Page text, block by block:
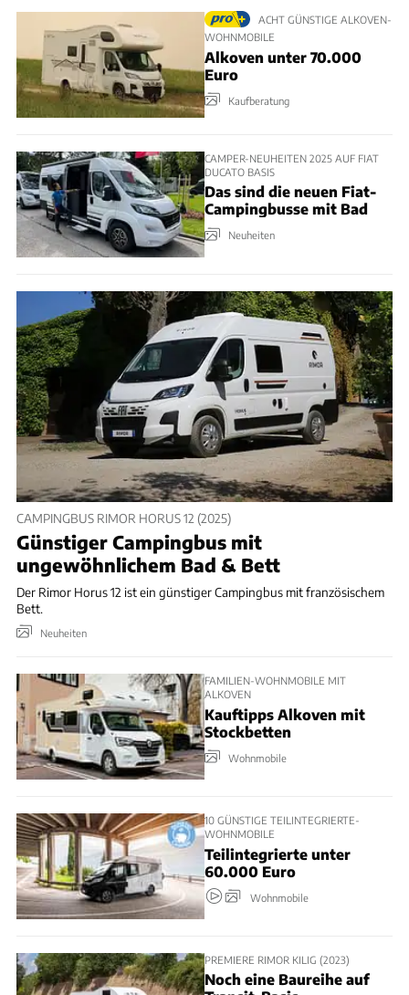
ACHT GÜNSTIGE ALKOVEN-
WOHNMOBILE
Alkoven unter 70.000
Euro
Kaufberatung
CAMPER-NEUHEITEN 2025 AUF FIAT
DUCATO BASIS
Das sind die neuen Fiat-
Campingbusse mit Bad
Neuheiten
CAMPINGBUS RIMOR HORUS 12 (2025)
Günstiger Campingbus mit
ungewöhnlichem Bad & Bett
Der Rimor Horus 12 ist ein günstiger Campingbus mit französischem
Bett.
Neuheiten
FAMILIEN-WOHNMOBILE MIT
ALKOVEN
Kauftipps Alkoven mit
Stockbetten
Wohnmobile
10 GÜNSTIGE TEILINTEGRIERTE-
WOHNMOBILE
Teilintegrierte unter
60.000 Euro
Wohnmobile
PREMIERE RIMOR KILIG (2023)
Noch eine Baureihe auf